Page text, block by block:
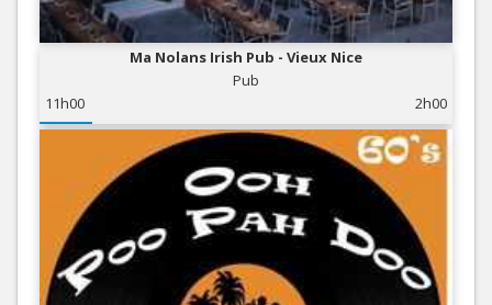
Ma Nolans Irish Pub - Vieux Nice
Pub
11h00
2h00